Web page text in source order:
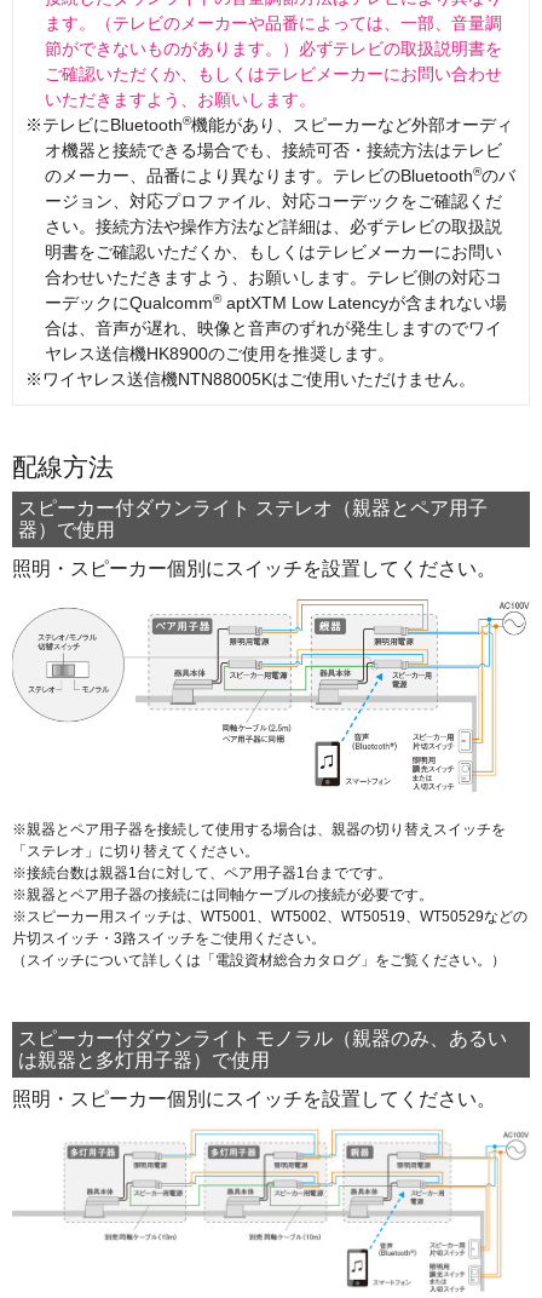
ます。（テレビのメーカーや品番によっては、一部、音量調
節ができないものがあります。）必ずテレビの取扱説明書を
ご確認いただくか、もしくはテレビメーカーにお問い合わせ
いただきますよう、お願いします。
テレビにBluetooth®機能があり、スピーカーなど外部オーディ
オ機器と接続できる場合でも、接続可否・接続方法はテレビ
のメーカー、品番により異なります。テレビのBluetooth®のバ
ージョン、対応プロファイル、対応コーデックをご確認くだ
さい。接続方法や操作方法など詳細は、必ずテレビの取扱説
明書をご確認いただくか、もしくはテレビメーカーにお問い
合わせいただきますよう、お願いします。テレビ側の対応コ
ーデックにQualcomm®aptXTM Low Latencyが含まれない場
合は、音声が遅れ、映像と音声のずれが発生しますのでワイ
ヤレス送信機HK8900のご使用を推奨します。
ワイヤレス送信機NTN88005Kはご使用いただけません。
配線方法
スピーカー付ダウンライト ステレオ（親器とペア用子
器）で使用
照明・スピーカー個別にスイッチを設置してください。
※親器とペア用子器を接続して使用する場合は、親器の切り替えスイッチを
「ステレオ」に切り替えてください。
※接続台数は親器1台に対して、ペア用子器1台までです。
※親器とペア用子器の接続には同軸ケーブルの接続が必要です。
※スピーカー用スイッチは、WT5001、WT5002、WT50519、WT50529などの
片切スイッチ・3路スイッチをご使用ください。
（スイッチについて詳しくは「電設資材総合カタログ」をご覧ください。）
スピーカー付ダウンライト モノラル（親器のみ、あるい
は親器と多灯用子器）で使用
照明・スピーカー個別にスイッチを設置してください。